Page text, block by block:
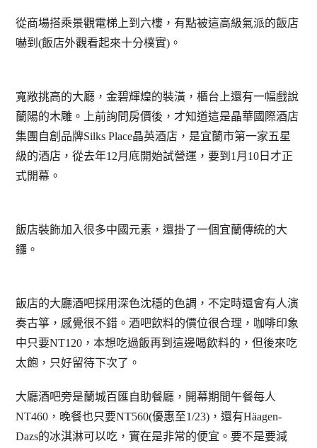
從商場搭乘景觀電梯上到六樓，有點被這高級氣派的飯店
嚇到(飯店外觀看起來十分樸實)。
寬敞挑高的大廳，金碧輝煌的裝潢，櫃台上還有一幅戲說
蘭陽的木雕。上前詢問房價後，才知道這是晶華國際酒店
集團自創品牌Silks Place晶英酒店，是宜蘭市第一家五星
級的酒店，從去年12月底開始試營運，要到1月10日才正
式開幕。
飯店裝飾加入很多中國元素，還掛了一個宜蘭傳統的大
鑼。
飯店的大廳酒吧採用深色沈穩的色調，不定時還會有人演
奏古箏，感覺很不錯。酒吧飲料的價位很合理，咖啡印象
中只要NT120，本想吃過飯再到這邊喝飲料的，但後來吃
太飽，只好留待下次了。
大廳酒吧旁是蘭城百匯自助餐廳，開幕期間午餐每人
NT460，晚餐也只要NT560(優惠至1/23)，還有Häagen-
Dazs的冰淇淋可以吃，實在是非常的便宜。要不是要減